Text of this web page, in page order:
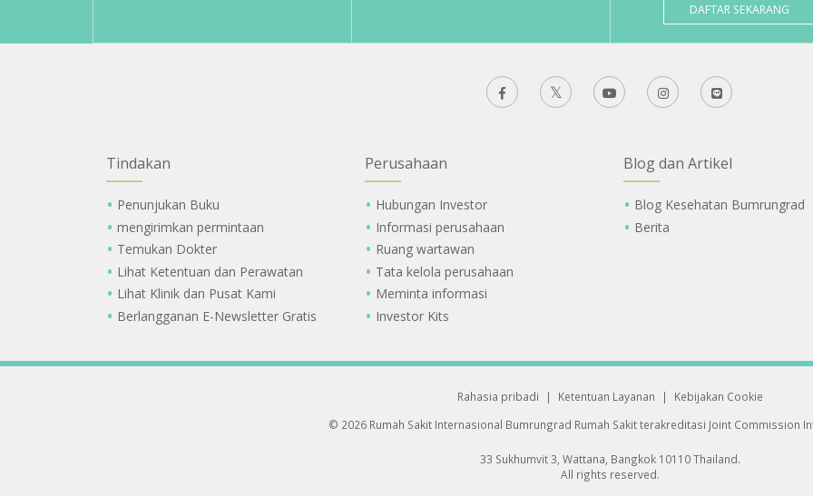
DAFTAR SEKARANG
Tindakan
Penunjukan Buku
mengirimkan permintaan
Temukan Dokter
Lihat Ketentuan dan Perawatan
Lihat Klinik dan Pusat Kami
Berlangganan E-Newsletter Gratis
Perusahaan
Hubungan Investor
Informasi perusahaan
Ruang wartawan
Tata kelola perusahaan
Meminta informasi
Investor Kits
Blog dan Artikel
Blog Kesehatan Bumrungrad
Berita
Rahasia pribadi | Ketentuan Layanan |
Kebijakan Cookie
© 2026 Rumah Sakit Internasional Bumrungrad Rumah Sakit terakreditasi Joint Commission
33 Sukhumvit 3, Wattana, Bangkok 10110 Thailand.
All rights reserved.